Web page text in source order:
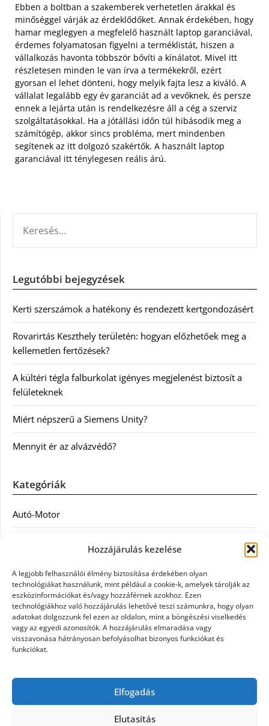
Hozzájárulás kezelése
A legjobb felhasználói élmény biztosítása érdekében olyan
technológiákat használunk, mint például a cookie-k, amelyek tárolják az
eszközinformációkat és/vagy hozzáférnek azokhoz. Ezen
technológiákhoz való hozzájárulás lehetővé teszi számunkra, hogy olyan
adatokat dolgozzunk fel ezen az oldalon, mint a böngészési viselkedés
vagy az egyedi azonosítók. A hozzájárulás elmaradása vagy
visszavonása hátrányosan befolyásolhat bizonyos funkciókat és
funkciókat.
Elfogadás
Elutasítás
Ebben a boltban a szakemberek verhetetlen árakkal és
minőséggel várják az érdeklődőket. Annak érdekében, hogy
hamar meglegyen a megfelelő használt laptop garanciával,
érdemes folyamatosan figyelni a terméklistát, hiszen a
vállalkozás havonta többször bővíti a kínálatot. Mivel itt
részletesen minden le van írva a termékekről, ezért
gyorsan el lehet dönteni, hogy melyik fajta lesz a kiváló. A
vállalat legalább egy év garanciát ad a vevőknek, és persze
ennek a lejárta után is rendelkezésre áll a cég a szerviz
szolgáltatásokkal. Ha a jótállási időn túl hibásodik meg a
számítógép, akkor sincs probléma, mert mindenben
segítenek az itt dolgozó szakértők. A használt laptop
garanciával itt ténylegesen reális árú.
Legutóbbi bejegyzések
Kerti szerszámok a hatékony és rendezett kertgondozásért
Rovarirtás Keszthely területén: hogyan előzhetőek meg a
kellemetlen fertőzések?
A kültéri tégla falburkolat igényes megjelenést biztosít a
felületeknek
Miért népszerű a Siemens Unity?
Mennyit ér az alvázvédő?
Kategóriák
Autó-Motor
Egészség
Egyéb
Étel
Szolgáltatás
Vásárlás
Webáruház